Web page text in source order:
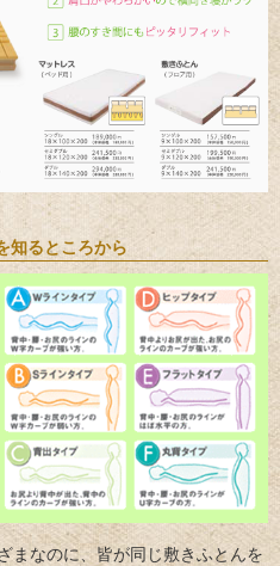
知るところから
まなのに、皆が同じ敷きふとんを